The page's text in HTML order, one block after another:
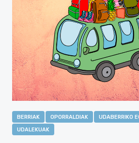
BERRIAK OPORRALDIAK
UDABERRIKO
UDALEKUAK